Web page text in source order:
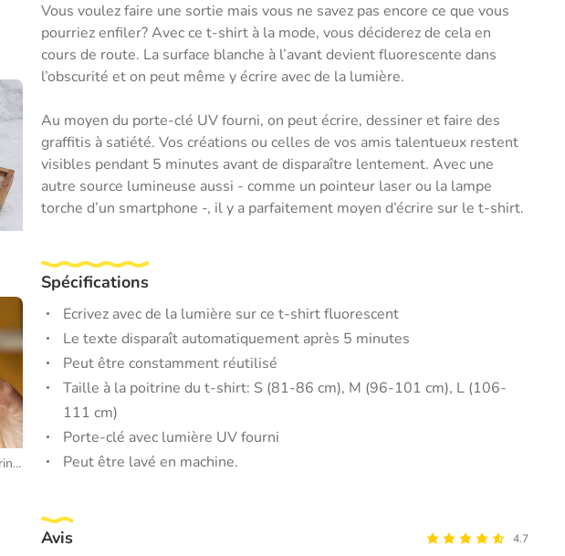
Money Maze - Tirelire Labyrinthe
Vous voulez faire une sortie mais vous ne savez pas encore ce que vous
pourriez enfiler? Avec ce t-shirt à la mode, vous déciderez de cela en
cours de route. La surface blanche à l’avant devient fluorescente dans
l’obscurité et on peut même y écrire avec de la lumière.
Au moyen du porte-clé UV fourni, on peut écrire, dessiner et faire des
graffitis à satiété. Vos créations ou celles de vos amis talentueux restent
visibles pendant 5 minutes avant de disparaître lentement. Avec une
autre source lumineuse aussi - comme un pointeur laser ou la lampe
torche d’un smartphone -, il y a parfaitement moyen d’écrire sur le t-shirt.
Spécifications
Ecrivez avec de la lumière sur ce t-shirt fluorescent
Le texte disparaît automatiquement après 5 minutes
Peut être constamment réutilisé
Taille à la poitrine du t-shirt: S (81-86 cm), M (96-101 cm), L (106-
111 cm)
Porte-clé avec lumière UV fourni
Peut être lavé en machine.
Avis 4.7